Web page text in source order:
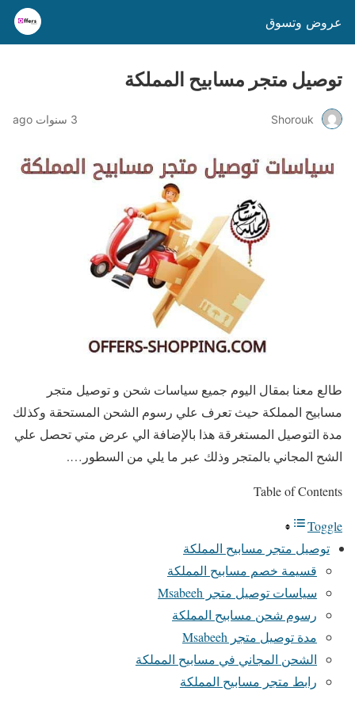
عروض وتسوق
توصيل متجر مسابيح المملكة
Shorouk 3 سنوات ago
طالع معنا بمقال اليوم جميع سياسات شحن و توصيل متجر
مسابيح المملكة حيث تعرف علي رسوم الشحن المستحقة وكذلك
مدة التوصيل المستغرقة هذا بالإضافة الي عرض متي تحصل علي
الشح المجاني بالمتجر وذلك عبر ما يلي من السطور….
Table of Contents
Toggle
توصيل متجر مسابيح المملكة
قسيمة خصم مسابيح المملكة
سياسات توصيل متجر Msabeeh
رسوم شحن مسابيح المملكة
مدة توصيل متجر Msabeeh
الشحن المجاني في مسابيح المملكة
رابط متجر مسابيح المملكة